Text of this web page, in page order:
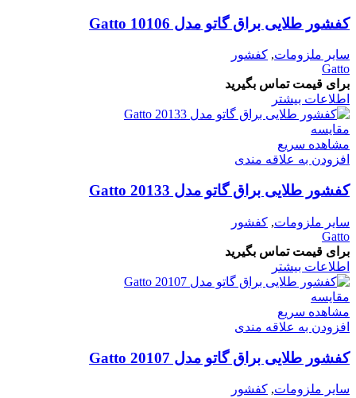
کفشور طلایی براق گاتو مدل 10106 Gatto
سایر ملزومات, کفشور
Gatto
برای قیمت تماس بگیرید
اطلاعات بیشتر
مقایسه
مشاهده سریع
افزودن به علاقه مندی
کفشور طلایی براق گاتو مدل 20133 Gatto
سایر ملزومات, کفشور
Gatto
برای قیمت تماس بگیرید
اطلاعات بیشتر
مقایسه
مشاهده سریع
افزودن به علاقه مندی
کفشور طلایی براق گاتو مدل 20107 Gatto
سایر ملزومات, کفشور